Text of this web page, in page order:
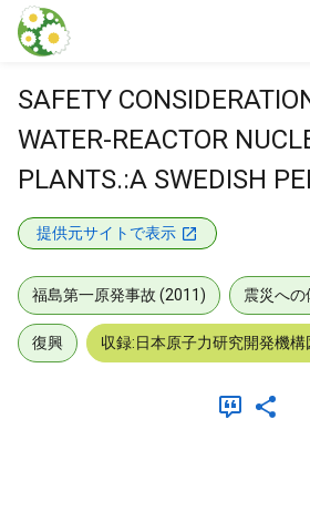
本文に飛ぶ
SAFETY
WATER-REACTOR
PLANTS.:A SWEDISH
提供元サイトで表示
福島第一原発事故 (2011) 震災への
復興 収録:日本原子力研究開発機